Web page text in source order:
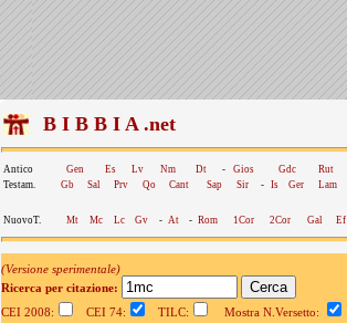
B I B B I A .net
Antico Gen Es Lv Nm Dt - Gios Gdc Rut
Testam.
Gb Sal Prv Qo Cant Sap Sir - Is Ger Lam
NuovoT. Mt Mc Lc Gv - At - Rom 1Cor 2Cor Gal Ef
(Versione sperimentale)
Ricerca per citazione:
CEI 2008:
CEI 74: TILC: Mostra N.Versetto: